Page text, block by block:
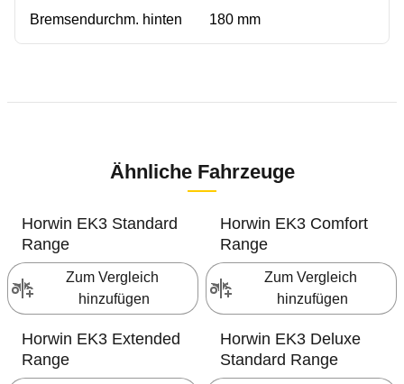
Bremsendurchm. hinten 180 mm
Ähnliche Fahrzeuge
Horwin EK3 Standard
Range
Zum Vergleich
hinzufügen
Horwin EK3 Comfort
Range
Zum Vergleich
hinzufügen
Horwin EK3 Extended
Range
Horwin EK3 Deluxe
Standard Range